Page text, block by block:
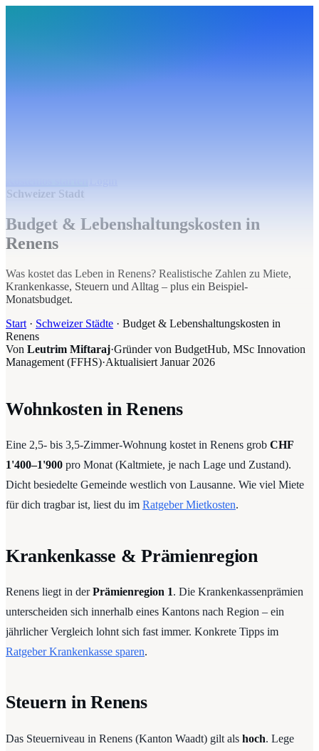
Schweizer Stadt
Budget & Lebenshaltungskosten in
Renens
Was kostet das Leben in Renens? Realistische Zahlen zu Miete,
Krankenkasse, Steuern und Alltag – plus ein Beispiel-
Monatsbudget.
Start · Schweizer Städte · Budget & Lebenshaltungskosten in
Renens
Von Leutrim Miftaraj·Gründer von BudgetHub, MSc Innovation
Management (FFHS)·Aktualisiert Januar 2026
Wohnkosten in Renens
Eine 2,5- bis 3,5-Zimmer-Wohnung kostet in Renens grob CHF
1'400–1'900 pro Monat (Kaltmiete, je nach Lage und Zustand).
Dicht besiedelte Gemeinde westlich von Lausanne. Wie viel Miete
für dich tragbar ist, liest du im Ratgeber Mietkosten.
Krankenkasse & Prämienregion
Renens liegt in derPrämienregion 1. Die Krankenkassenprämien
unterscheiden sich innerhalb eines Kantons nach Region – ein
jährlicher Vergleich lohnt sich fast immer. Konkrete Tipps im
Ratgeber Krankenkasse sparen.
Steuern in Renens
Das Steuerniveau in Renens (Kanton Waadt) gilt als hoch. Lege